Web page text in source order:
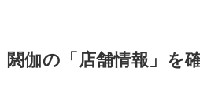
閼伽の「店舗情報」を